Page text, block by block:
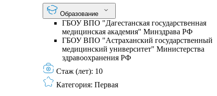
Образование
ГБОУ ВПО "Дагестанская государственная
медицинская академия" Минздрава РФ
ГБОУ ВПО "Астраханский государственный
медицинский университет" Министерства
здравоохранения РФ
Стаж (лет): 10
Категория: Первая